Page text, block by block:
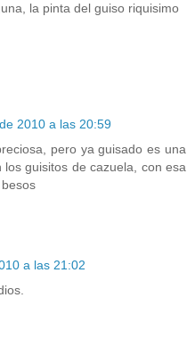
la pinta del guiso riquisimo
2010 a las 20:59
pero ya guisado es una
guisitos de cazuela, con esa
a las 21:02